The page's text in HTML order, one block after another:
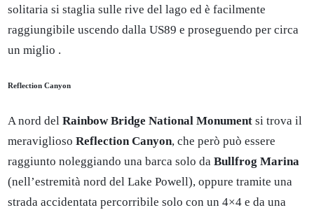
solitaria si staglia sulle rive del lago ed è facilmente
raggiungibile uscendo dalla US89 e proseguendo per circa
un miglio .
Reflection Canyon
A nord del Rainbow Bridge National Monument si trova il
meraviglioso Reflection Canyon, che però può essere
raggiunto noleggiando una barca solo da Bullfrog Marina
(nell’estremità nord del Lake Powell), oppure tramite una
strada accidentata percorribile solo con un 4×4 e da una